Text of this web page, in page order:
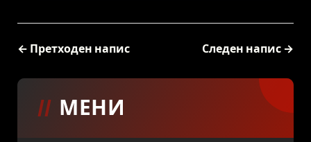
← Претходен напис Следен напис →
МЕНИ